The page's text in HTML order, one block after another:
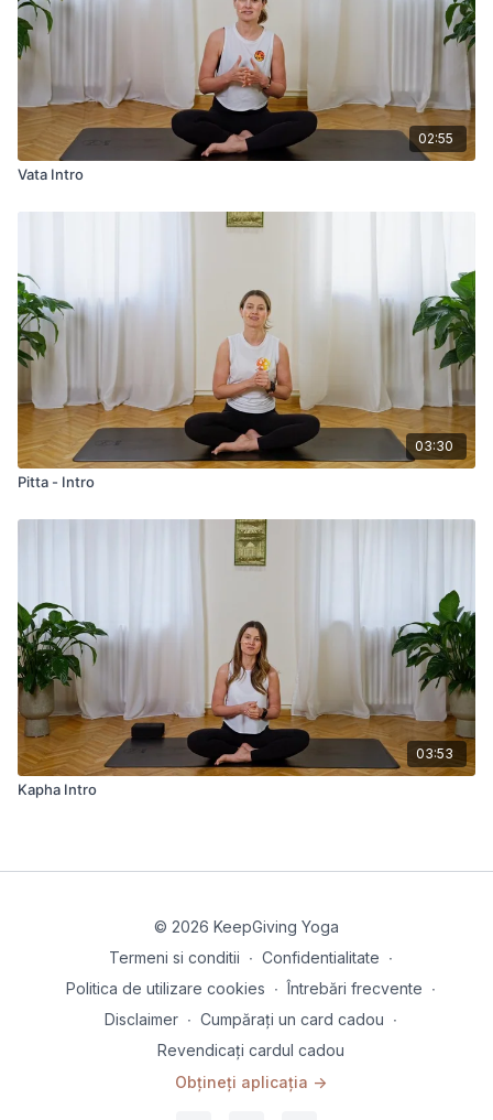
02:55
Vata Intro
03:30
Pitta - Intro
03:53
Kapha Intro
© 2026 KeepGiving Yoga
Termeni si conditii ∙ Confidentialitate ∙
Politica de utilizare cookies ∙ Întrebări frecvente ∙
Disclaimer ∙ Cumpărați un card cadou ∙
Revendicați cardul cadou
Obțineți aplicația ->